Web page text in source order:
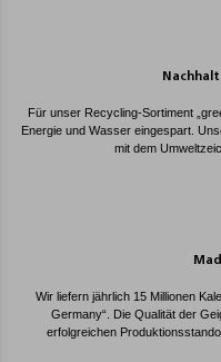
Für unser Recycling-Sortiment
Energie und Wasser eingespart.
mit dem
Wir liefern jährlich 15 Millionen
Germany“. Die Qualität der
erfolgreichen